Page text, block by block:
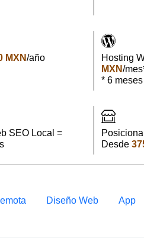
MXN/año Hosting
MXN/
* 6
SEO Local =
Desde
Diseño Web App